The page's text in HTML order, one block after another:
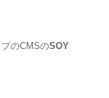
のCMSのSOY